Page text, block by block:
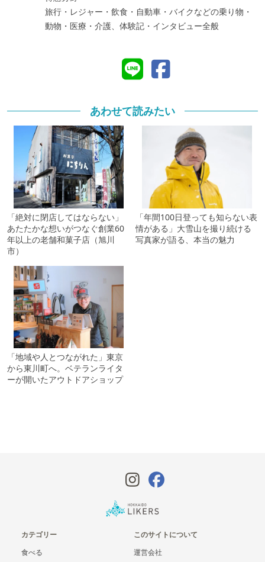
旅行・レジャー・飲食・自動車・バイクなどの乗り物・
動物・医療・介護、体験記・インタビュー全般
あわせて読みたい
「絶対に閉店してはならない」
あたたかな想いがつなぐ創業60
年以上の老舗和菓子店（旭川
市）
「年間100日登っても知らない表
情がある」大雪山を撮り続ける
写真家が語る、本当の魅力
「地域や人とつながれた」東京
から東川町へ。ベテランライタ
ーが開いたアウトドアショップ
カテゴリー
食べる
このサイトについて
運営会社